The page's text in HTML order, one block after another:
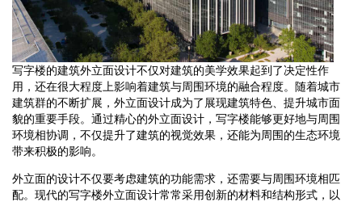
写字楼的建筑外立面设计不仅对建筑的美学效果起到了决定性作
用，还在很大程度上影响着建筑与周围环境的融合程度。随着城市
建筑群的不断扩展，外立面设计成为了展现建筑特色、提升城市面
貌的重要手段。通过精心的外立面设计，写字楼能够更好地与周围
环境相协调，不仅提升了建筑的视觉效果，还能为周围的生态环境
带来积极的影响。
外立面的设计不仅要考虑建筑的功能需求，还需要与周围环境相匹
配。现代的写字楼外立面设计常常采用创新的材料和结构形式，以